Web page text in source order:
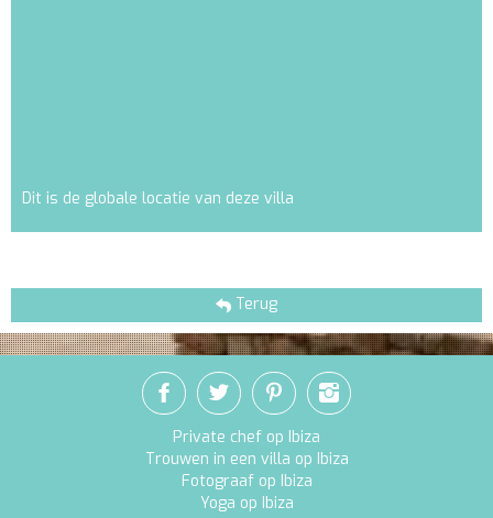
Dit is de globale locatie van deze villa
Terug
Private chef op Ibiza
Trouwen in een villa op Ibiza
Fotograaf op Ibiza
Yoga op Ibiza